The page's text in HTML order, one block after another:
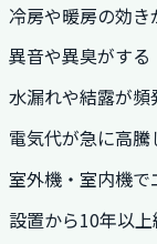
冷房や暖房の効き
異音や異臭がする
水漏れや結露が頻
電気代が急に高騰
室外機・室内機
設置から10年以